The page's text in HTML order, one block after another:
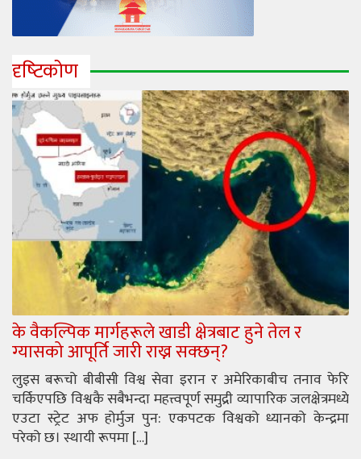
दृष्‍टिकोण
के वैकल्पिक मार्गहरूले खाडी क्षेत्रबाट हुने तेल र
ग्यासको आपूर्ति जारी राख्न सक्छन्?
लुइस बरूचो बीबीसी विश्व सेवा इरान र अमेरिकाबीच तनाव फेरि
चर्किएपछि विश्वकै सबैभन्दा महत्त्वपूर्ण समुद्री व्यापारिक जलक्षेत्रमध्ये
एउटा स्ट्रेट अफ होर्मुज पुन: एकपटक विश्वको ध्यानको केन्द्रमा
परेको छ। स्थायी रूपमा […]